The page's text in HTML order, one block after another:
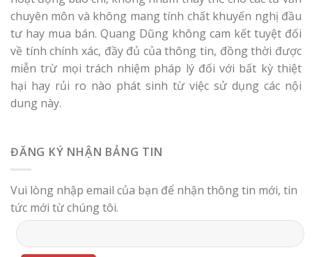
chuyên môn và không mang tính chất khuyến nghị đầu
tư hay mua bán. Quang Dũng không cam kết tuyệt đối
về tính chính xác, đầy đủ của thông tin, đồng thời được
miễn trừ mọi trách nhiệm pháp lý đối với bất kỳ thiệt
hại hay rủi ro nào phát sinh từ việc sử dụng các nội
dung này.
ĐĂNG KÝ NHẬN BẢNG TIN
Vui lòng nhập email của bạn để nhận thông tin mới, tin
tức mới từ chúng tôi.